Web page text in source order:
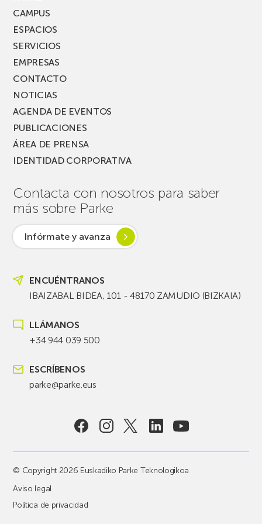
CAMPUS
ESPACIOS
SERVICIOS
EMPRESAS
CONTACTO
NOTICIAS
AGENDA DE EVENTOS
PUBLICACIONES
ÁREA DE PRENSA
IDENTIDAD CORPORATIVA
Contacta con nosotros para saber
más sobre Parke
Infórmate y avanza
ENCUÉNTRANOS
IBAIZABAL BIDEA, 101 - 48170 ZAMUDIO (BIZKAIA)
LLÁMANOS
+34 944 039 500
ESCRÍBENOS
parke@parke.eus
© Copyright 2026 Euskadiko Parke Teknologikoa
Aviso legal
Política de privacidad